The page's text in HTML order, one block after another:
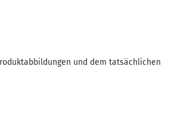
und dem tatsächlichen